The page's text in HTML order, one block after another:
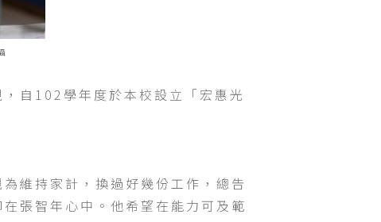
自102學年度於本校設立「宏惠光
維持家計，換過好幾份工作，總告
張智年心中。他希望在能力可及範